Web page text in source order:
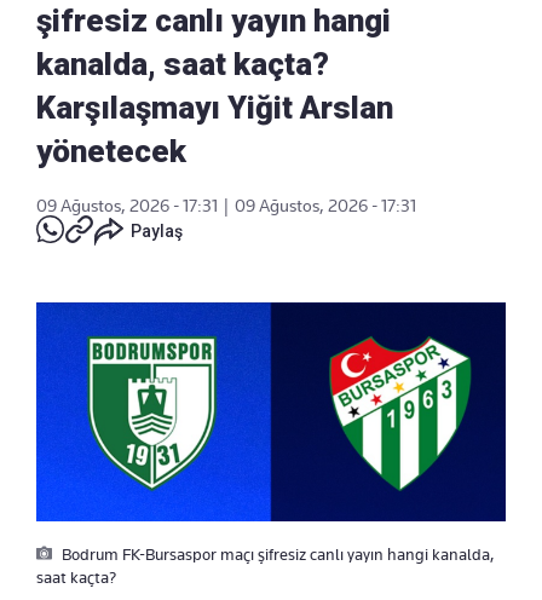
şifresiz canlı yayın hangi
kanalda, saat kaçta?
Karşılaşmayı Yiğit Arslan
yönetecek
09 Ağustos, 2026 - 17:31
09 Ağustos, 2026 - 17:31
Paylaş
Bodrum FK-Bursaspor maçı şifresiz canlı yayın hangi kanalda,
saat kaçta?